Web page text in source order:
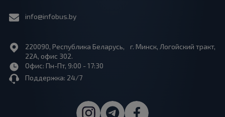
info@infobus.by
220090, Республика Беларусь, г. Минск, Логойский тракт,
22А, офис 302.
Офис: Пн-Пт, 9:00 - 17:30
Поддержка: 24/7